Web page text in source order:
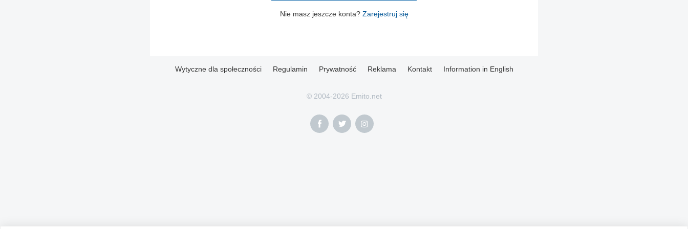
Nie masz jeszcze konta? Zarejestruj się
Wytyczne dla społeczności Regulamin Prywatność Reklama Kontakt Information in English
© 2004-2026 Emito.net